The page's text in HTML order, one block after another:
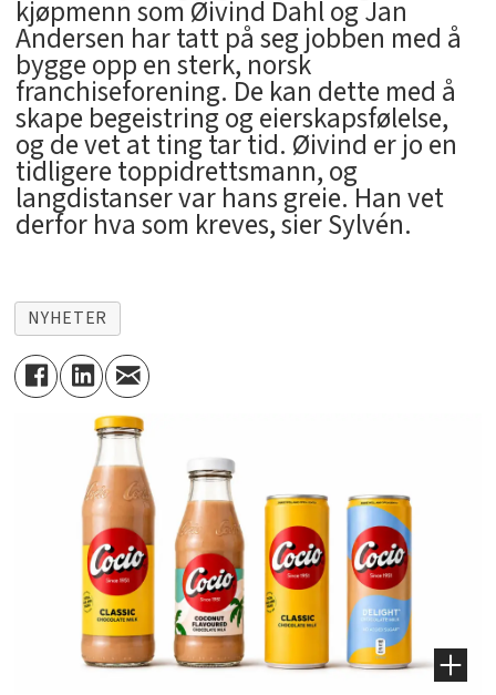
kjøpmenn som Øivind Dahl og Jan
Andersen har tatt på seg jobben med å
bygge opp en sterk, norsk
franchiseforening. De kan dette med å
skape begeistring og eierskapsfølelse,
og de vet at ting tar tid. Øivind er jo en
tidligere toppidrettsmann, og
langdistanser var hans greie. Han vet
derfor hva som kreves, sier Sylvén.
NYHETER